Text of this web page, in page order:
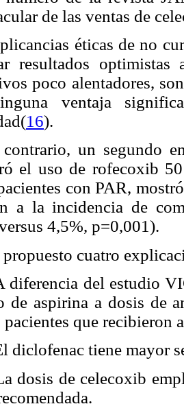
de las ventas de
éticas de no
resultados
poco alentadores,
ventaja
16).
un segundo
el uso de rofecoxib
con PAR,
a la incidencia de
4,5%, p=0,001).
propuesto cuatro
diferencia del estudio
de aspirina a dosis de
pacientes que recibieron
diclofenac tiene mayor
dosis de celecoxib